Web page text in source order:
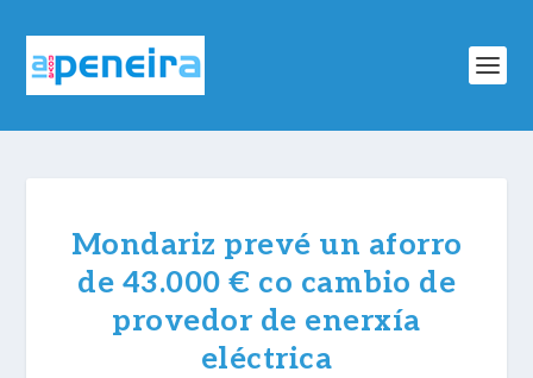
Mondariz prevé un aforro
de 43.000 € co cambio de
provedor de enerxía
eléctrica